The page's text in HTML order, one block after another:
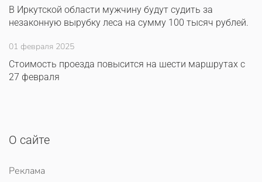
В Иркутской области мужчину будут судить за
незаконную вырубку леса на сумму 100 тысяч рублей.
01 февраля 2025
Стоимость проезда повысится на шести маршрутах с
27 февраля
О сайте
Реклама